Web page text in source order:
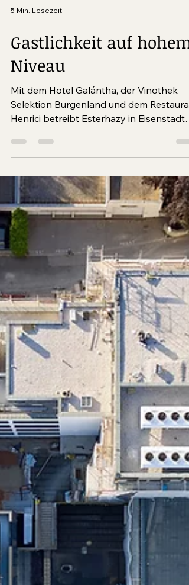
5 Min. Lesezeit
Gastlichkeit auf hohem
Niveau
Mit dem Hotel Galántha, der Vinothek
Selektion Burgenland und dem
drei hochwertige Gastronomiebetriebe.
Mittelburgenland lädt das Boutique-Hotel
Zum Oberjäger zur Auszeit inmitten der
Natur, während sich das Restaurant
am Neuen Strand Neusiedler See binnen
kürzester Zeit zu einem neuen
kulinarischen Hotspot entwickelt hat.